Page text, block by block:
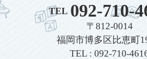
TEL 092-710-
〒812-0014
福岡市博多区比恵町
TEL : 092-710-